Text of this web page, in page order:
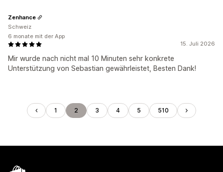
15. Juli 2026
Mir wurde nach nicht mal 10 Minuten sehr konkrete
Unterstützung von Sebastian gewährleistet, Besten Dank!
Zenhance
Schweiz
6 monate mit der App
1 2 3 4 5 510